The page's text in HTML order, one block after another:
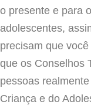
o presente e para
adolescentes,
precisam que
que os Conselhos
pessoas
Criança e do